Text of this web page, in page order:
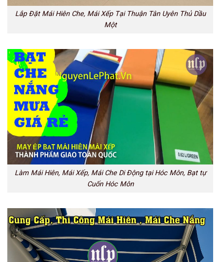
Lắp Đặt Mái Hiên Che, Mái Xếp Tại Thuận Tân Uyên Thủ Dầu
Một
Làm Mái Hiên, Mái Xếp, Mái Che Di Động tại Hóc Môn, Bạt tự
Cuốn Hóc Môn